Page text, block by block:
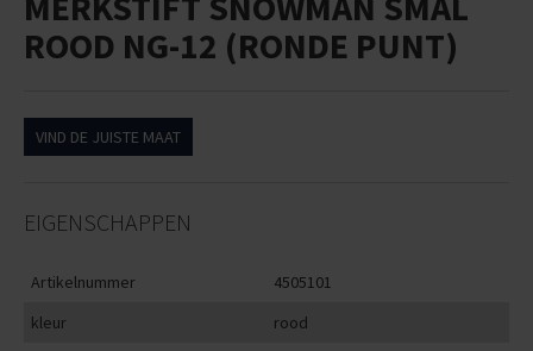
ROOD NG-12 (RONDE PUNT)
VIND DE JUISTE MAAT
EIGENSCHAPPEN
Artikelnummer
4505101
kleur
rood